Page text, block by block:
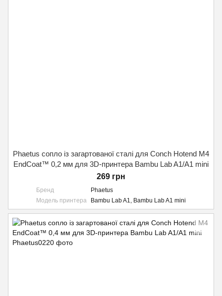
Phaetus сопло із загартованої сталі для Conch Hotend M4
EndCoat™ 0,2 мм для 3D-принтера Bambu Lab A1/A1 mini
269 грн
Бренд
Phaetus
Модель принтера
Bambu Lab A1, Bambu Lab A1 mini